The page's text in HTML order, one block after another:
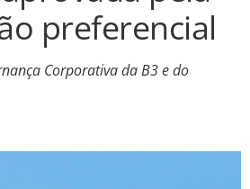
preferencial
Corporativa da B3 e do